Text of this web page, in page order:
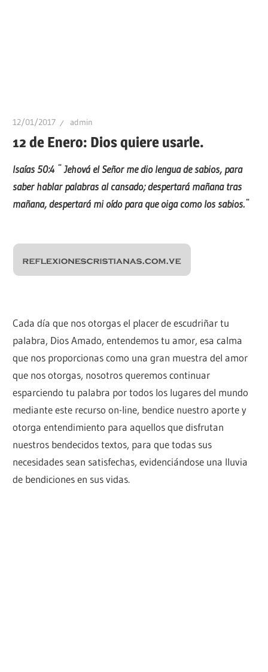
12/01/2017 admin
12 de Enero: Dios quiere usarle.
Isaías 50:4 ¨ Jehová el Señor me dio lengua de sabios, para
saber hablar palabras al cansado; despertará mañana tras
mañana, despertará mi oído para que oiga como los sabios.¨
Cada día que nos otorgas el placer de escudriñar tu
palabra, Dios Amado, entendemos tu amor, esa calma
que nos proporcionas como una gran muestra del amor
que nos otorgas, nosotros queremos continuar
esparciendo tu palabra por todos los lugares del mundo
mediante este recurso on-line, bendice nuestro aporte y
otorga entendimiento para aquellos que disfrutan
nuestros bendecidos textos, para que todas sus
necesidades sean satisfechas, evidenciándose una lluvia
de bendiciones en sus vidas.